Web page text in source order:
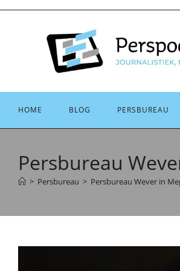
Ga
HOME BLOG PERSBUREAU
Persbureau
> Persbureau > Persbureau Wever in